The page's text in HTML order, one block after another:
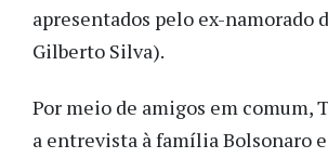
apresentados pelo ex-namorado
Gilberto Silva).
Por meio de amigos em comum,
a entrevista à família Bolsonaro